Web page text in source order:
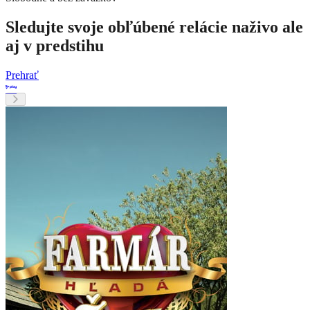
Sledujte svoje obľúbené relácie naživo ale
aj v predstihu
Prehrať